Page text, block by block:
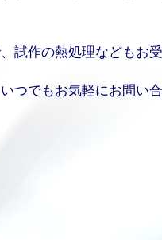
作の熱処理などもお
つでもお気軽にお問い